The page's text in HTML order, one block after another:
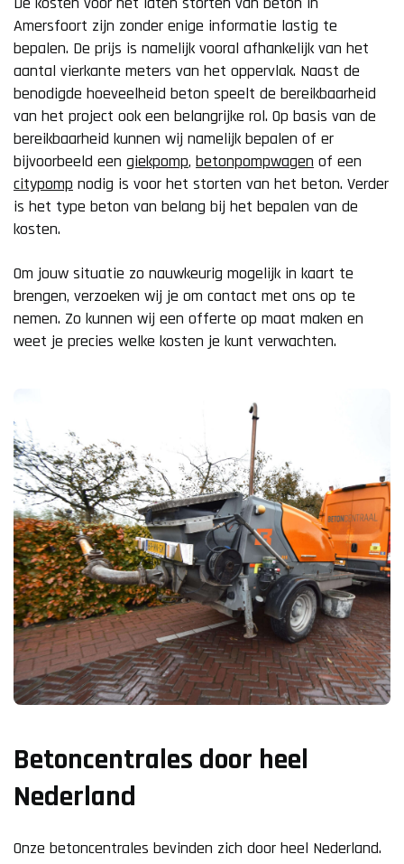
Amersfoort zijn zonder enige informatie lastig te
bepalen. De prijs is namelijk vooral afhankelijk van het
aantal vierkante meters van het oppervlak. Naast de
benodigde hoeveelheid beton speelt de bereikbaarheid
van het project ook een belangrijke rol. Op basis van de
bereikbaarheid kunnen wij namelijk bepalen of er
bijvoorbeeld een giekpomp, betonpompwagen of een
citypomp nodig is voor het storten van het beton. Verder
is het type beton van belang bij het bepalen van de
kosten.
Om jouw situatie zo nauwkeurig mogelijk in kaart te
brengen, verzoeken wij je om contact met ons op te
nemen. Zo kunnen wij een offerte op maat maken en
weet je precies welke kosten je kunt verwachten.
Betoncentrales door heel
Nederland
Onze betoncentrales bevinden zich door heel Nederland.